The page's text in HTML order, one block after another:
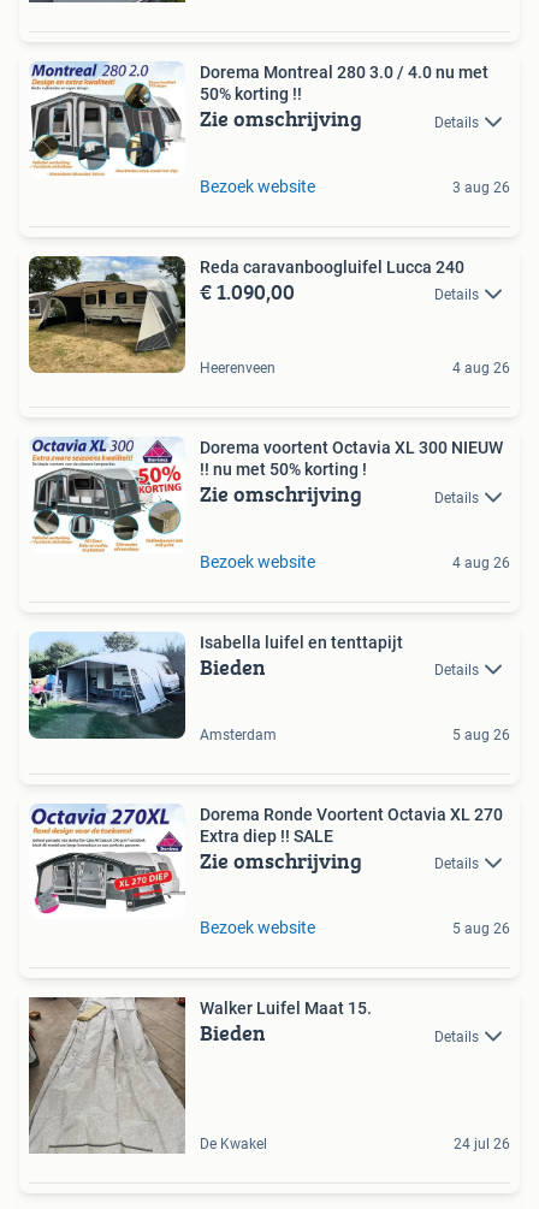
Dorema Montreal 280 3.0 / 4.0 nu met
50% korting !!
Zie omschrijving Details
Bezoek website 3 aug 26
Reda caravanboogluifel Lucca 240
€ 1.090,00 Details
Heerenveen 4 aug 26
Dorema voortent Octavia XL 300 NIEUW
!! nu met 50% korting !
Zie omschrijving Details
Bezoek website 4 aug 26
Isabella luifel en tenttapijt
Bieden Details
Amsterdam 5 aug 26
Dorema Ronde Voortent Octavia XL 270
Extra diep !! SALE
Zie omschrijving Details
Bezoek website 5 aug 26
Walker Luifel Maat 15.
Bieden Details
De Kwakel 24 jul 26